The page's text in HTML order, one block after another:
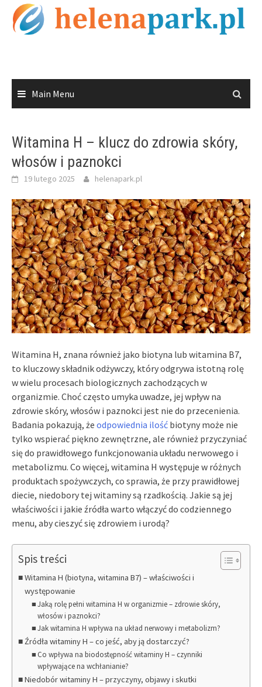
Skip
content
Main Menu
Witamina H – klucz do zdrowia skóry,
włosów i paznokci
19 lutego 2025 helenapark.pl
Witamina H, znana również jako biotyna lub witamina B7,
to kluczowy składnik odżywczy, który odgrywa istotną rolę
w wielu procesach biologicznych zachodzących w
organizmie. Choć często umyka uwadze, jej wpływ na
zdrowie skóry, włosów i paznokci jest nie do przecenienia.
Badania pokazują, że odpowiednia ilość biotyny może nie
tylko wspierać piękno zewnętrzne, ale również przyczyniać
się do prawidłowego funkcjonowania układu nerwowego i
metabolizmu. Co więcej, witamina H występuje w różnych
produktach spożywczych, co sprawia, że przy prawidłowej
diecie, niedobory tej witaminy są rzadkością. Jakie są jej
właściwości i jakie źródła warto włączyć do codziennego
menu, aby cieszyć się zdrowiem i urodą?
Spis treści
Witamina H (biotyna, witamina B7) – właściwości i
występowanie
Jaką rolę pełni witamina H w organizmie – zdrowie skóry,
włosów i paznokci?
Jak witamina H wpływa na układ nerwowy i metabolizm?
Źródła witaminy H – co jeść, aby ją dostarczyć?
Co wpływa na biodostępność witaminy H – czynniki
wpływające na wchłanianie?
Niedobór witaminy H – przyczyny, objawy i skutki